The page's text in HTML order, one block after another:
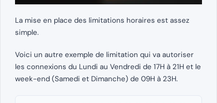
La mise en place des limitations horaires est assez
simple.
Voici un autre exemple de limitation qui va autoriser
les connexions du Lundi au Vendredi de 17H à 21H et le
week-end (Samedi et Dimanche) de 09H à 23H.